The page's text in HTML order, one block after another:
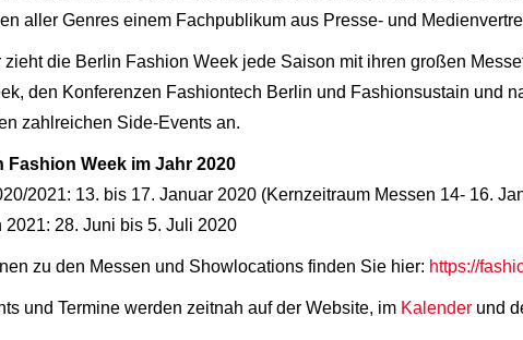
aller Genres einem Fachpublikum aus Presse- und
zieht die Berlin Fashion Week jede Saison mit ihren großen
den Konferenzen Fashiontech Berlin und Fashionsustain und
zahlreichen Side-Events an.
Fashion Week im Jahr 2020
2021: 13. bis 17. Januar 2020 (Kernzeitraum Messen 14- 16.
28. Juni bis 5. Juli 2020
zu den Messen und Showlocations finden Sie hier: https://
und Termine werden zeitnah auf der Website, im Kalender und